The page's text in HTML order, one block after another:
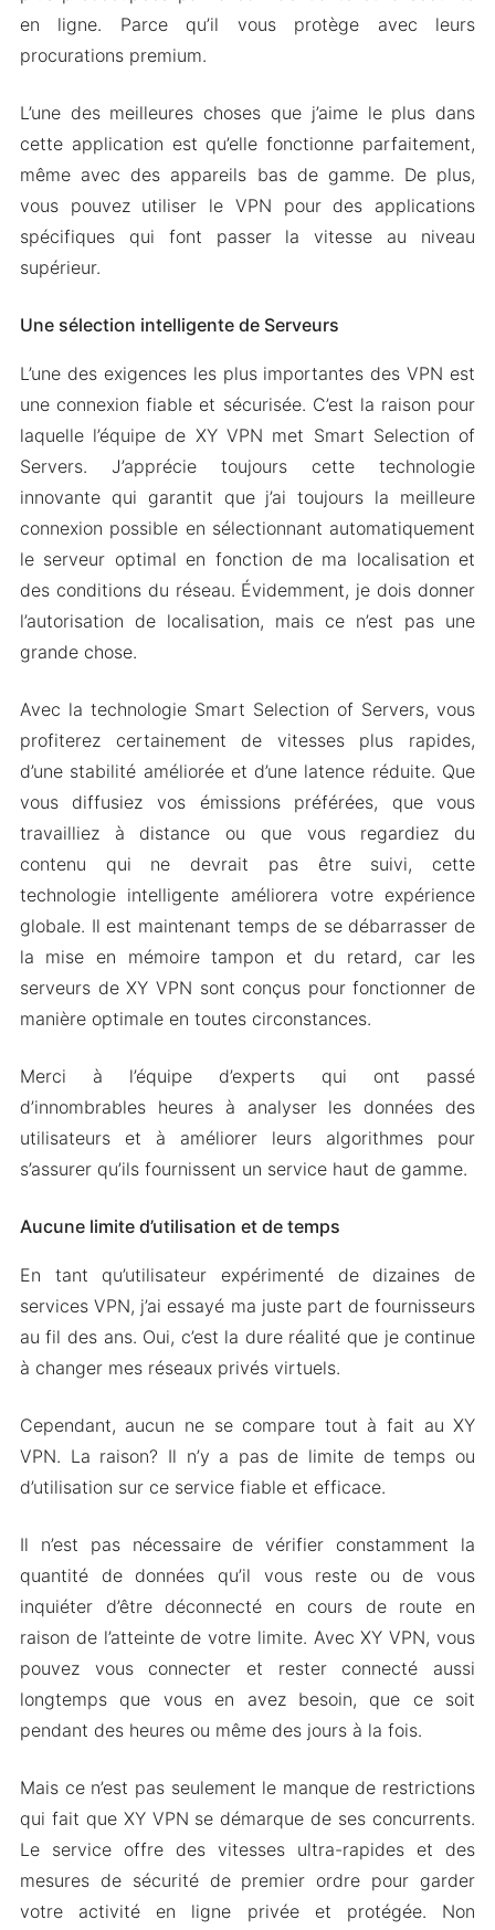
en ligne. Parce qu’il vous protège avec leurs
procurations premium.
L’une des meilleures choses que j’aime le plus dans
cette application est qu’elle fonctionne parfaitement,
même avec des appareils bas de gamme. De plus,
vous pouvez utiliser le VPN pour des applications
spécifiques qui font passer la vitesse au niveau
supérieur.
Une sélection intelligente de Serveurs
L’une des exigences les plus importantes des VPN est
une connexion fiable et sécurisée. C’est la raison pour
laquelle l’équipe de XY VPN met Smart Selection of
Servers. J’apprécie toujours cette technologie
innovante qui garantit que j’ai toujours la meilleure
connexion possible en sélectionnant automatiquement
le serveur optimal en fonction de ma localisation et
des conditions du réseau. Évidemment, je dois donner
l’autorisation de localisation, mais ce n’est pas une
grande chose.
Avec la technologie Smart Selection of Servers, vous
profiterez certainement de vitesses plus rapides,
d’une stabilité améliorée et d’une latence réduite. Que
vous diffusiez vos émissions préférées, que vous
travailliez à distance ou que vous regardiez du
contenu qui ne devrait pas être suivi, cette
technologie intelligente améliorera votre expérience
globale. Il est maintenant temps de se débarrasser de
la mise en mémoire tampon et du retard, car les
serveurs de XY VPN sont conçus pour fonctionner de
manière optimale en toutes circonstances.
Merci à l’équipe d’experts qui ont passé
d’innombrables heures à analyser les données des
utilisateurs et à améliorer leurs algorithmes pour
s’assurer qu’ils fournissent un service haut de gamme.
Aucune limite d’utilisation et de temps
En tant qu’utilisateur expérimenté de dizaines de
services VPN, j’ai essayé ma juste part de fournisseurs
au fil des ans. Oui, c’est la dure réalité que je continue
à changer mes réseaux privés virtuels.
Cependant, aucun ne se compare tout à fait au XY
VPN. La raison? Il n’y a pas de limite de temps ou
d’utilisation sur ce service fiable et efficace.
Il n’est pas nécessaire de vérifier constamment la
quantité de données qu’il vous reste ou de vous
inquiéter d’être déconnecté en cours de route en
raison de l’atteinte de votre limite. Avec XY VPN, vous
pouvez vous connecter et rester connecté aussi
longtemps que vous en avez besoin, que ce soit
pendant des heures ou même des jours à la fois.
Mais ce n’est pas seulement le manque de restrictions
qui fait que XY VPN se démarque de ses concurrents.
Le service offre des vitesses ultra-rapides et des
mesures de sécurité de premier ordre pour garder
votre activité en ligne privée et protégée. Non